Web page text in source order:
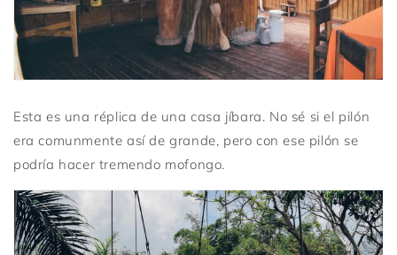
Esta es una réplica de una casa jíbara. No sé si el pilón
era comunmente así de grande, pero con ese pilón se
podría hacer tremendo mofongo.